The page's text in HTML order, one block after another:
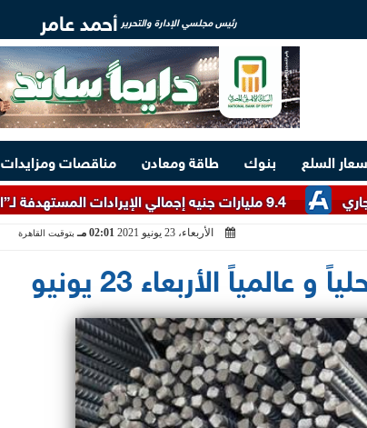
رئيس مجلسي الإدارة والتحرير أحمد عامر
السلع بنوك طاقة ومعادن مناقصات ومزايدات
9.4 مليارات جنيه إجمالي الإيرادات المستهدفة لـ”القابضة للسياحة والفنادق” خلال 2026/2027
الأربعاء، 23 يونيو 2021 02:01 مـ بتوقيت القاهرة
الأربعاء 23 يونيو